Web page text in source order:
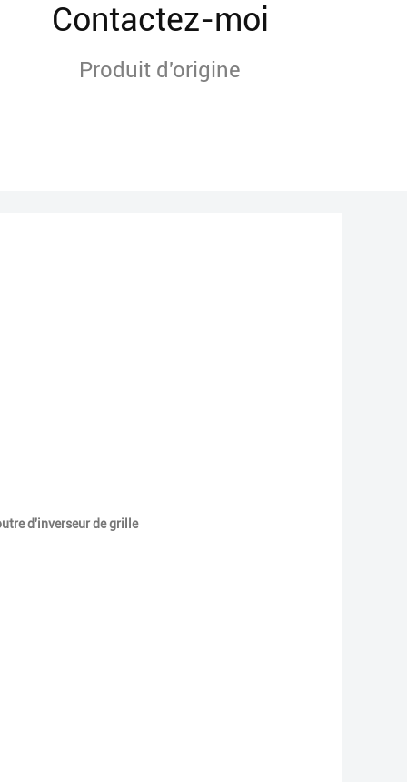
Contactez-moi
Produit d'origine
d'inverseur de grille